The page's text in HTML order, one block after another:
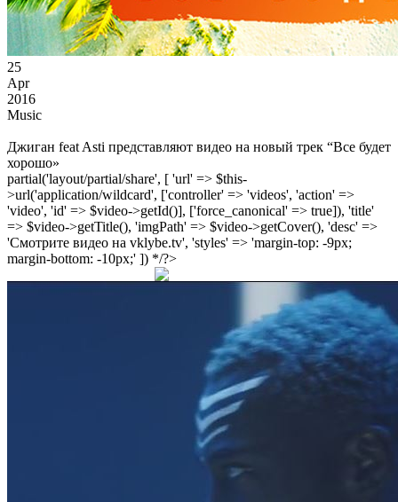
25
Apr
2016
Music
Джиган feat Asti представляют видео на новый трек “Все будет
хорошо»
partial('layout/partial/share', [ 'url' => $this-
>url('application/wildcard', ['controller' => 'videos', 'action' =>
'video', 'id' => $video->getId()], ['force_canonical' => true]), 'title'
=> $video->getTitle(), 'imgPath' => $video->getCover(), 'desc' =>
'Смотрите видео на vklybe.tv', 'styles' => 'margin-top: -9px;
margin-bottom: -10px;' ]) */?>